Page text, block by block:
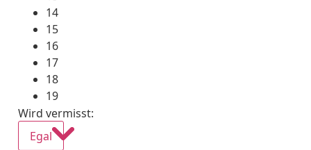
14
15
16
17
18
19
Wird vermisst:
Egal